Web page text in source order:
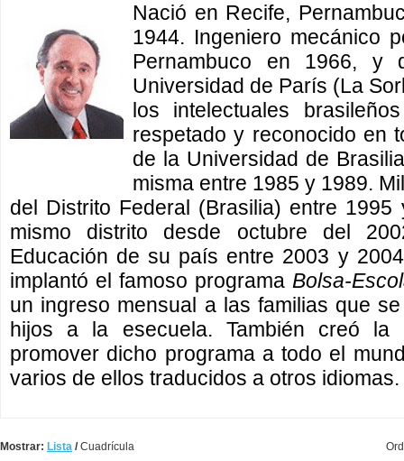
Nació en Recife,
1944. Ingeniero mecánico
Pernambuco en 1966, y
Universidad de París (La
los intelectuales
respetado y reconocido en
de la Universidad de
misma entre 1985 y 1989.
del Distrito Federal (Brasilia) entre
mismo distrito desde octubre del
Educación de su país entre 2003 y
implantó el famoso programa Bolsa-
un ingreso mensual a las familias que
hijos a la esecuela. También creó
promover dicho programa a todo el
varios de ellos traducidos a otros idiomas.
Mostrar: Lista /Cuadrícula